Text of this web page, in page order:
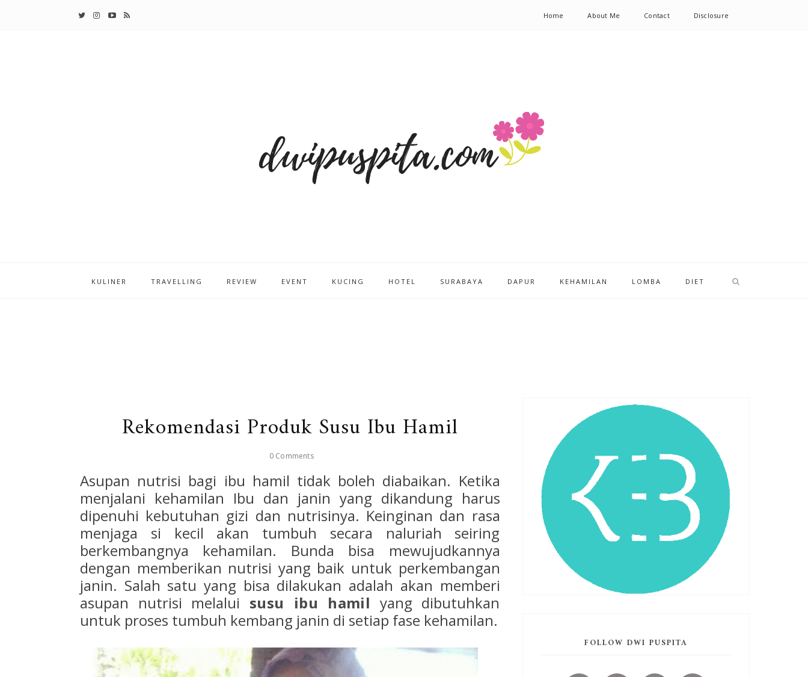
Home About Me Contact Disclosure
KULINER TRAVELLING REVIEW EVENT KUCING HOTEL SURABAYA DAPUR KEHAMILAN LOMBA DIET
Rekomendasi Produk Susu Ibu Hamil
0 Comments
Asupan nutrisi bagi ibu hamil tidak boleh diabaikan. Ketika
menjalani kehamilan Ibu dan janin yang dikandung harus
dipenuhi kebutuhan gizi dan nutrisinya. Keinginan dan rasa
menjaga si kecil akan tumbuh secara naluriah seiring
berkembangnya kehamilan. Bunda bisa mewujudkannya
dengan memberikan nutrisi yang baik untuk perkembangan
janin. Salah satu yang bisa dilakukan adalah akan memberi
asupan nutrisi melalui susu ibu hamil yang dibutuhkan
untuk proses tumbuh kembang janin di setiap fase kehamilan.
FOLLOW DWI PUSPITA